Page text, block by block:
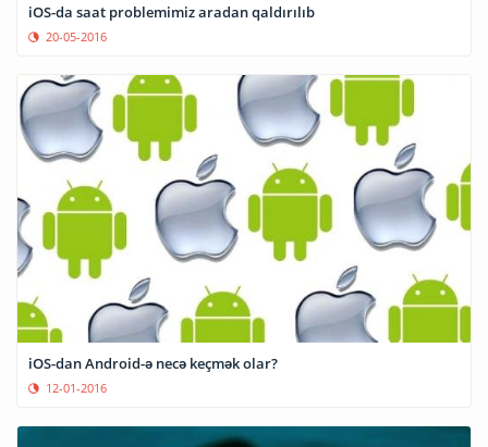
iOS-da saat problemimiz aradan qaldırılıb
20-05-2016
iOS-dan Android-ə necə keçmək olar?
12-01-2016